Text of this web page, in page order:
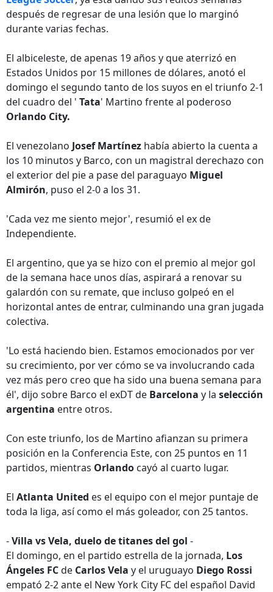
después de regresar de una lesión que lo marginó
durante varias fechas.
El albiceleste, de apenas 19 años y que aterrizó en
Estados Unidos por 15 millones de dólares, anotó el
domingo el segundo tanto de los suyos en el triunfo 2-1
del cuadro del ' Tata' Martino frente al poderoso
Orlando City.
El venezolano Josef Martínez había abierto la cuenta a
los 10 minutos y Barco, con un magistral derechazo con
el exterior del pie a pase del paraguayo Miguel
Almirón, puso el 2-0 a los 31.
'Cada vez me siento mejor', resumió el ex de
Independiente.
El argentino, que ya se hizo con el premio al mejor gol
de la semana hace unos días, aspirará a renovar su
galardón con su remate, que incluso golpeó en el
horizontal antes de entrar, culminando una gran jugada
colectiva.
'Lo está haciendo bien. Estamos emocionados por ver
su crecimiento, por ver cómo se va involucrando cada
vez más pero creo que ha sido una buena semana para
él', dijo sobre Barco el exDT de Barcelona y la selección
argentina entre otros.
Con este triunfo, los de Martino afianzan su primera
posición en la Conferencia Este, con 25 puntos en 11
partidos, mientras Orlando cayó al cuarto lugar.
El Atlanta United es el equipo con el mejor puntaje de
toda la liga, así como el más goleador, con 25 tantos.
-Villa vs Vela, duelo de titanes del gol -
El domingo, en el partido estrella de la jornada, Los
Ángeles FCde Carlos Vela y el uruguayo Diego Rossi
empató 2-2 ante el New York City FC del español David